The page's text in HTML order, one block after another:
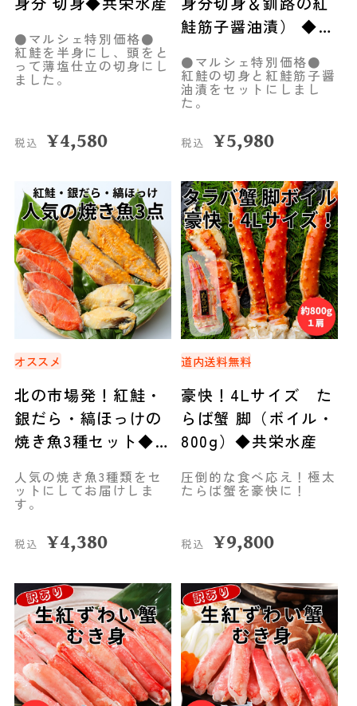
●マルシェ特別価格●
紅鮭を半身にし、頭をと
って薄塩仕立の切身にし
ました。
税込 ¥4,580
鮭筋子醤油漬） ◆共
●マルシェ特別価格●
紅鮭の切身と紅鮭筋子醤
油漬をセットにしまし
た。
税込 ¥5,980
オススメ
北の市場発！紅鮭・
銀だら・縞ほっけの
焼き魚3種セット◆共
人気の焼き魚3種類をセ
ットにしてお届けしま
す。
税込 ¥4,380
道内送料無料
豪快！4Lサイズ た
らば蟹 脚（ボイル・
800g）◆共栄水産
圧倒的な食べ応え！極太
たらば蟹を豪快に！
税込 ¥9,800